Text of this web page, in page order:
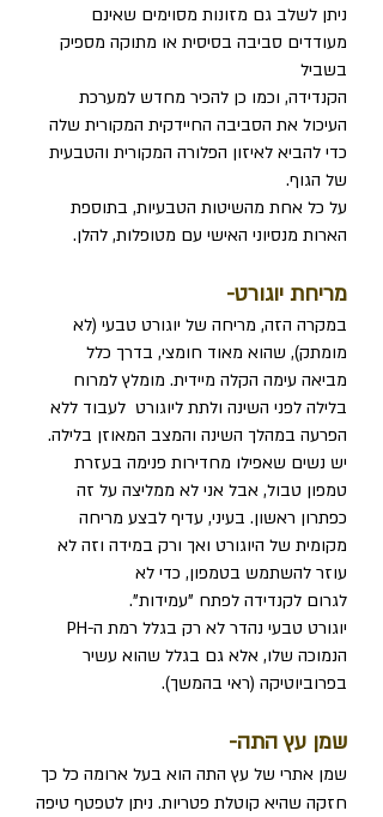
ניתן לשלב גם מזונות מסוימים שאינם
מעודדים סביבה בסיסית או מתוקה מספיק
בשביל
הקנדידה, וכמו כן להכיר מחדש למערכת
העיכול את הסביבה החיידקית המקורית שלה
כדי להביא לאיזון הפלורה המקורית והטבעית
של הגוף.
על כל אחת מהשיטות הטבעיות, בתוספת
הארות מנסיוני האישי עם מטופלות, להלן.
מריחת יוגורט-
במקרה הזה, מריחה של יוגורט טבעי (לא
מומתק), שהוא מאוד חומצי, בדרך כלל
מביאה עימה הקלה מיידית. מומלץ למרוח
בלילה לפני השינה ולתת ליוגורט לעבוד ללא
הפרעה במהלך השינה והמצב המאוזן בלילה.
יש נשים שאפילו מחדירות פנימה בעזרת
טמפון טבול, אבל אני לא ממליצה על זה
כפתרון ראשון. בעיני, עדיף לבצע מריחה
מקומית של היוגורט ואך ורק במידה וזה לא
עוזר להשתמש בטמפון, כדי לא
לגרום לקנדידה לפתח "עמידות".
יוגורט טבעי נהדר לא רק בגלל רמת ה-PH
הנמוכה שלו, אלא גם בגלל שהוא עשיר
בפרוביוטיקה (ראי בהמשך).
שמן עץ התה-
שמן אתרי של עץ התה הוא בעל ארומה כל כך
חזקה שהיא קוטלת פטריות. ניתן לטפטף טיפה